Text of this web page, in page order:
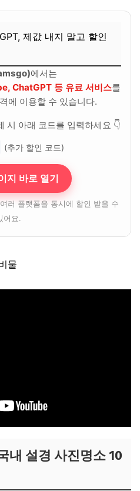
제값 내지 말고 할인
에서는
ChatGPT 등 유료 서비스를
에 이용할 수 있습니다.
시 아래 코드를 입력하세요 👇
(추가 할인 코드)
지 바로 열기
러 플랫폼을 동시에 할인 받을 수
어요.
내 설경 사진명소 10